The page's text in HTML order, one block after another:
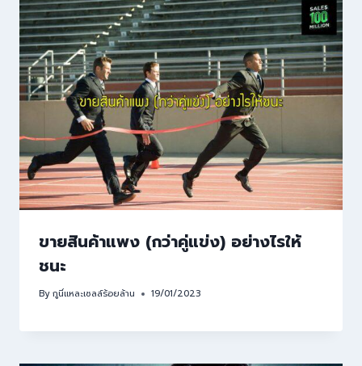
ขายสินค้าแพง (กว่าคู่แข่ง) อย่างไรให้
ชนะ
Byกูนี่แหละเซลล์ร้อยล้าน 19/01/2023